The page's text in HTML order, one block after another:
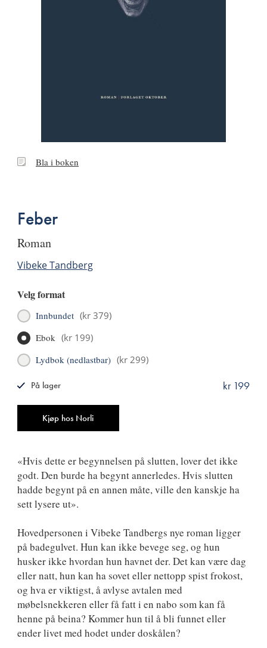
BlaBla i boken
Feber
roman
Vibeke Tandberg
Velg format
Innbundet (kr 379)
Ebok (kr 199)
Lydbok (nedlastbar) (kr 299)
Kjøp hos Norli
kr 199
På lager
«Hvis dette er begynnelsen på slutten, lover det ikke
godt. Den burde ha begynt annerledes. Hvis slutten
hadde begynt på en annen måte, ville den kanskje ha
sett lysere ut».
Hovedpersonen i Vibeke Tandbergs nye roman ligger
på badegulvet. Hun kan ikke bevege seg, og hun
husker ikke hvordan hun havnet der. Det kan være dag
eller natt, hun kan ha sovet eller nettopp spist frokost,
og hva er viktigst, å avlyse avtalen med
møbelsnekkeren eller få fatt i en nabo som kan få
henne på beina? Kommer hun til å bli funnet eller
ender livet med hodet under doskålen?